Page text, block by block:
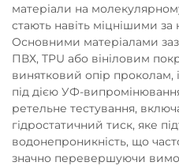
матеріали на
стають навіть міцнішими
Основними матеріалами
ПВХ, TPU або вініловим
винятковий опір
під дією УФ-
ретельне тестування,
гідростатичний тиск, яке
водонепроникність, що
значно перевершуючи